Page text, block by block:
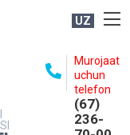
UZ
Murojaat
uchun
telefon
(67)
236-